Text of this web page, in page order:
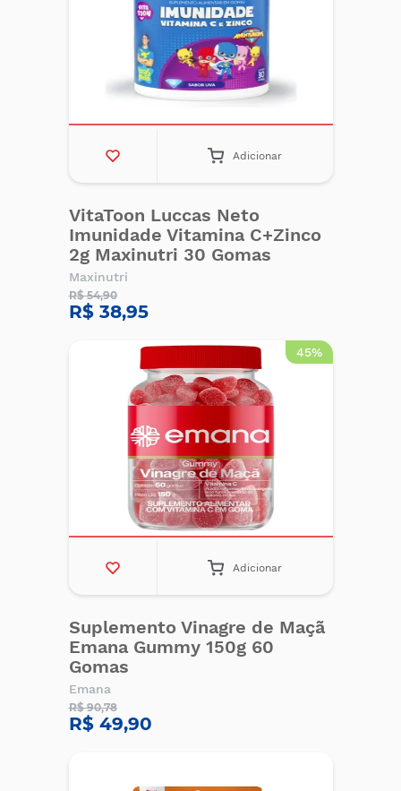
Adicionar
VitaToon Luccas Neto
Imunidade Vitamina C+Zinco
2g Maxinutri 30 Gomas
Maxinutri
R$ 54,90
R$ 38,95
45%
Adicionar
Suplemento Vinagre de Maçã
Emana Gummy 150g 60
Gomas
Emana
R$ 90,78
R$ 49,90